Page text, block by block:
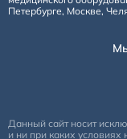
Петербурге, Москве,
Данный сайт носит
и ни при каких